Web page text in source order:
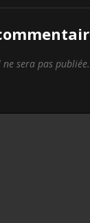
sera pas publiée.